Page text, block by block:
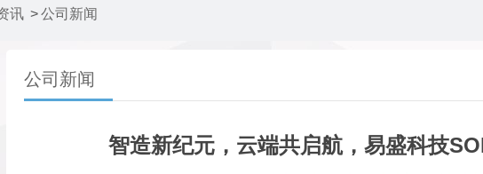
讯 >公司新闻
公司新闻
智造新纪元，云端共启航，易盛科技